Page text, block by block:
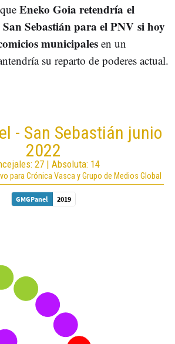
Eneko Goia retendría el
Sebastián para el PNV si hoy
municipales en un
su reparto de poderes actual.